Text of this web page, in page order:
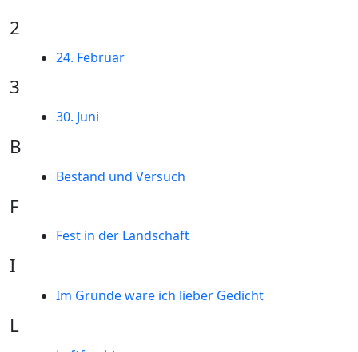
2
24. Februar
3
30. Juni
B
Bestand und Versuch
F
Fest in der Landschaft
I
Im Grunde wäre ich lieber Gedicht
L